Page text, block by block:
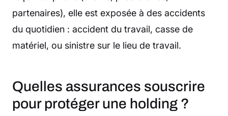
partenaires), elle est exposée à des accidents
du quotidien : accident du travail, casse de
matériel, ou sinistre sur le lieu de travail.
Quelles assurances souscrire
pour protéger une holding ?